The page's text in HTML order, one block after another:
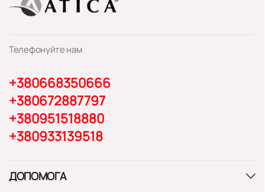
Телефонуйте нам
+380668350666
+380672887797
+380951518880
+380933139518
ДОПОМОГА